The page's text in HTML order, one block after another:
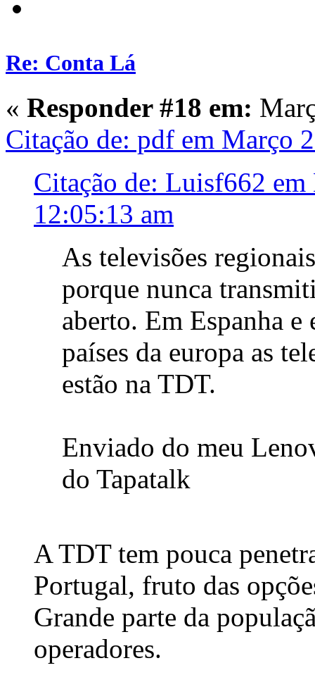
Re: Conta Lá
« Responder #18 em:
Citação de: pdf em Março
Citação de: Luisf662
12:05:13 am
As televisões
porque nunca
aberto. Em Espanha
países da europa as
estão na TDT.
Enviado do meu
do Tapatalk
A TDT tem pouca
Portugal, fruto das
Grande parte da
operadores.